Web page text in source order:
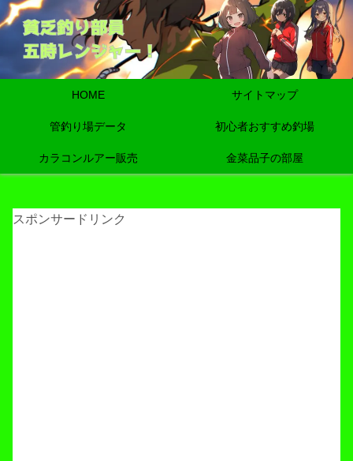
HOME サイトマップ
管釣り場データ 初心者おすすめ釣場
カラコンルアー販売 金菜品子の部屋
スポンサードリンク